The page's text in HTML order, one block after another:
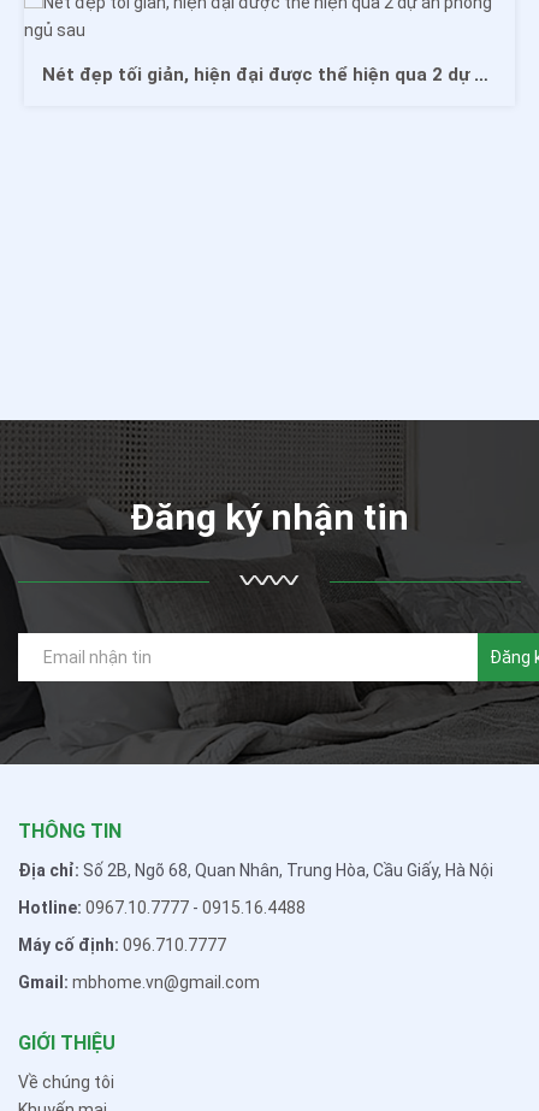
Nét đẹp tối giản, hiện đại được thể hiện qua 2 dự án phòng ngủ sau
Đăng ký nhận tin
Đăng
THÔNG TIN
Địa chỉ: Số 2B, Ngõ 68, Quan Nhân, Trung Hòa, Cầu Giấy, Hà Nội
Hotline: 0967.10.7777 - 0915.16.4488
Máy cố định: 096.710.7777
Gmail: mbhome.vn@gmail.com
GIỚI THIỆU
Về chúng tôi